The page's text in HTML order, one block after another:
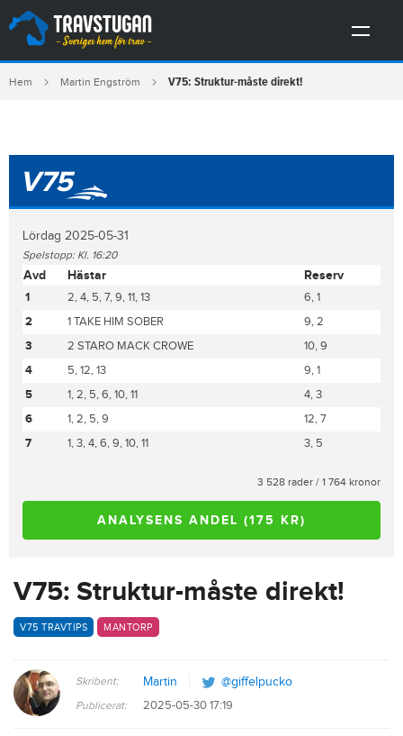
Hem Martin Engström V75: Struktur-måste direkt!
V75
Lördag 2025-05-31
Spelstopp: Kl. 16:20
Avd Hästar Reserv
1 2, 4, 5, 7, 9, 11, 13
6, 1
2
1 TAKE HIM SOBER
9, 2
3
2 STARO MACK CROWE
10, 9
4
5, 12, 13
9, 1
5
1, 2, 5, 6, 10, 11
4, 3
6
1, 2, 5, 9
12, 7
7
1, 3, 4, 6, 9, 10, 11 3, 5
3 528 rader / 1 764 kronor
ANALYSENS ANDEL (175 KR)
V75: Struktur-måste direkt!
V75 TRAVTIPS MANTORP
Skribent: Martin @giffelpucko
Publicerat: 2025-05-30 17:19